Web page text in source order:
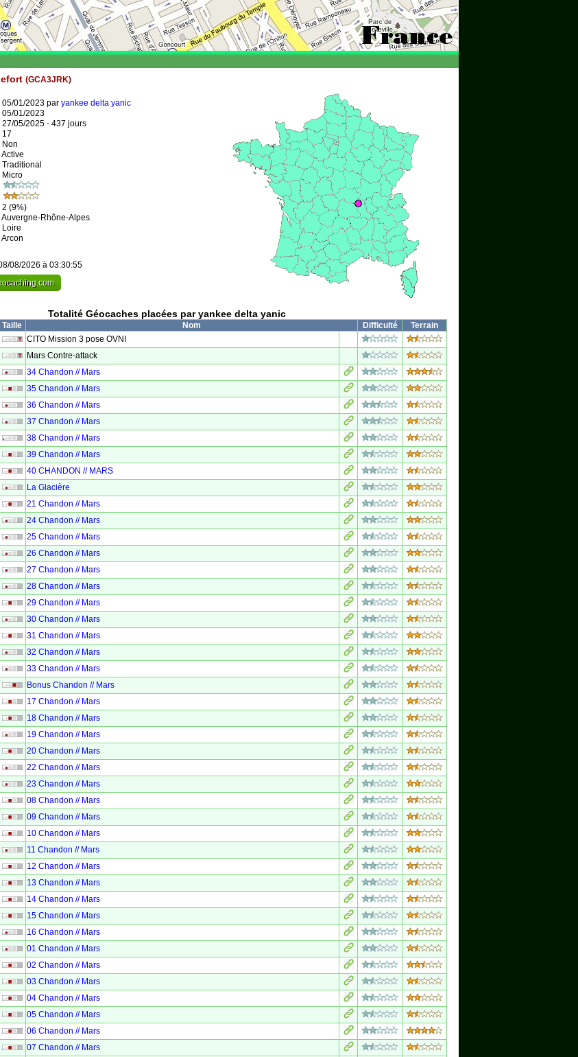
(GCA3JRK)
05/01/2023 par yankee delta yanic
05/01/2023
27/05/2025 - 437 jours
17
Non
Active
Traditional
Micro
2 (9%)
Auvergne-Rhône-Alpes
Loire
Arcon
08/2026 à 03:30:55
Totalité Géocaches placées par yankee delta yanic
Taille Nom Difficulté
Terrain
CITO Mission 3 pose OVNI
Mars Contre-attack
34 Chandon // Mars
35 Chandon // Mars
36 Chandon // Mars
37 Chandon // Mars
38 Chandon // Mars
39 Chandon // Mars
40 CHANDON // MARS
La Glacière
21 Chandon // Mars
24 Chandon // Mars
25 Chandon // Mars
26 Chandon // Mars
27 Chandon // Mars
28 Chandon // Mars
29 Chandon // Mars
30 Chandon // Mars
31 Chandon // Mars
32 Chandon // Mars
33 Chandon // Mars
Bonus Chandon // Mars
17 Chandon // Mars
18 Chandon // Mars
19 Chandon // Mars
20 Chandon // Mars
22 Chandon // Mars
23 Chandon // Mars
08 Chandon // Mars
09 Chandon // Mars
10 Chandon // Mars
11 Chandon // Mars
12 Chandon // Mars
13 Chandon // Mars
14 Chandon // Mars
15 Chandon // Mars
16 Chandon // Mars
01 Chandon // Mars
02 Chandon // Mars
03 Chandon // Mars
04 Chandon // Mars
05 Chandon // Mars
06 Chandon // Mars
07 Chandon // Mars